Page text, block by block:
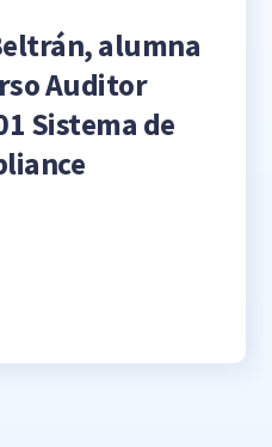
alumna
Auditor
Sistema de